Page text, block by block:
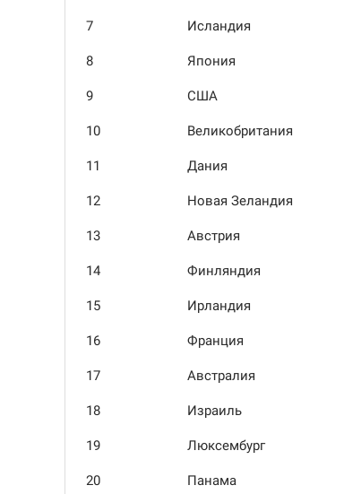
7 Исландия
8 Япония
9 США
10 Велико­британия
11 Дания
12 Новая Зеландия
13 Австрия
14 Финляндия
15 Ирландия
16 Франция
17 Австралия
18 Израиль
19 Люксем­бург
20 Панама